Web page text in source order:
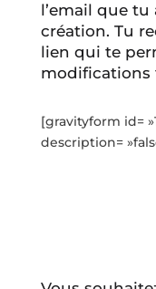
l’email que
création. Tu
lien qui te
modifications
[gravityform id=
description=